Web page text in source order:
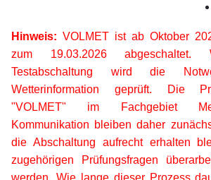
Hinweis: VOLMET ist ab Oktober
zum 19.03.2026 abgeschaltet.
Testabschaltung wird die
Wetterinformation geprüft. Die
"VOLMET" im Fachgebiet
Kommunikation bleiben daher
die Abschaltung aufrecht erhalten
zugehörigen Prüfungsfragen
werden. Wie lange dieser Prozess